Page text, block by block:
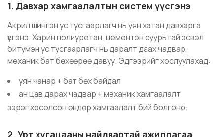
1. Давхар хамгаалалтын систем үүсгэнэ
Акрил шингэн ус тусгаарлагч нь уян хатан давхарга
үүсгэнэ. Харин полиуретан, цементэн суурьтай эсвэл
битумэн ус тусгаарлагч нь даралт даах чадвар,
механик бат бөхөөрөө давуу. Эдгээрийг хослуулахад:
уян чанар + бат бөх байдал
ан цав дарах чадвар + механик хамгаалалт
зэрэг хосолсон өндөр хамгаалалт бий болгоно.
2. Урт хугацааны найдвартай ажиллагаа